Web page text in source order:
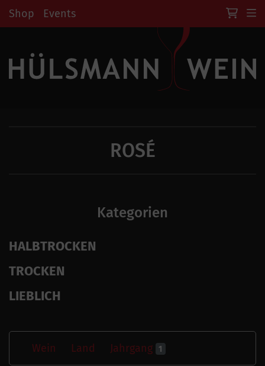
Shop Events
ROSÉ
Kategorien
HALBTROCKEN
TROCKEN
LIEBLICH
Wein Land Jahrgang 1